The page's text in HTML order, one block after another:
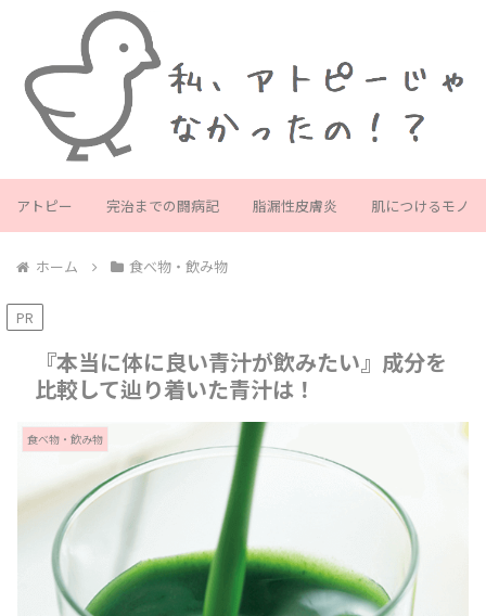
アトピー 完治までの闘病記 脂漏性皮膚炎 肌につけるモノ
ホーム 食べ物・飲み物
PR
『本当に体に良い青汁が飲みたい』成分を
比較して辿り着いた青汁は！
食べ物・飲み物